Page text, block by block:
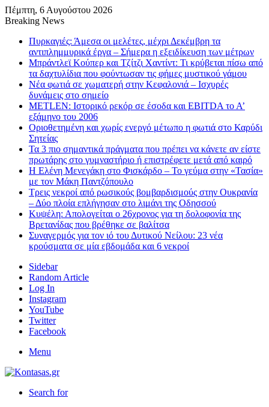
Πέμπτη, 6 Αυγούστου 2026
Breaking News
Πυρκαγιές: Άμεσα οι μελέτες, μέχρι Δεκέμβρη τα
αντιπλημμυρικά έργα – Σήμερα η εξειδίκευση των μέτρων
Μπράντλεϊ Κούπερ και Τζίτζι Χαντίντ: Τι κρύβεται πίσω από
τα δαχτυλίδια που φούντωσαν τις φήμες μυστικού γάμου
Νέα φωτιά σε χωματερή στην Κεφαλονιά – Ισχυρές
δυνάμεις στο σημείο
METLEN: Ιστορικό ρεκόρ σε έσοδα και EBITDA το Α’
εξάμηνο του 2006
Οριοθετημένη και χωρίς ενεργό μέτωπο η φωτιά στο Καρύδι
Σητείας
Τα 3 πιο σημαντικά πράγματα που πρέπει να κάνετε αν είστε
πρωτάρης στο γυμναστήριο ή επιστρέφετε μετά από καιρό
Η Ελένη Μενεγάκη στο Φισκάρδο – Το γεύμα στην «Τασία»
με τον Μάκη Παντζόπουλο
Τρεις νεκροί από ρωσικούς βομβαρδισμούς στην Ουκρανία
– Δύο πλοία επλήγησαν στο λιμάνι της Οδησσού
Κυψέλη: Απολογείται ο 26χρονος για τη δολοφονία της
Βρετανίδας που βρέθηκε σε βαλίτσα
Συναγερμός για τον ιό του Δυτικού Νείλου: 23 νέα
κρούσματα σε μία εβδομάδα και 6 νεκροί
Sidebar
Random Article
Log In
Instagram
YouTube
Twitter
Facebook
Menu
Search for